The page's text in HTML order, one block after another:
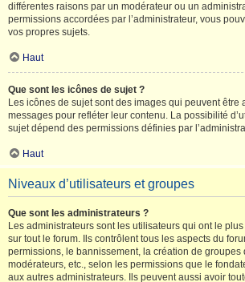
différentes raisons par un modérateur ou un
permissions accordées par l’administrateur, vous
vos propres sujets.
Haut
Que sont les icônes de sujet ?
Les icônes de sujet sont des images qui peuvent être
messages pour refléter leur contenu. La possibilité
sujet dépend des permissions définies par
Haut
Niveaux d’utilisateurs et groupes
Que sont les administrateurs ?
Les administrateurs sont les utilisateurs qui ont le
sur tout le forum. Ils contrôlent tous les aspects du
permissions, le bannissement, la création de groupes
modérateurs, etc., selon les permissions que le
aux autres administrateurs. Ils peuvent aussi avoir